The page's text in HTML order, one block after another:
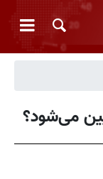
می‌شود؟